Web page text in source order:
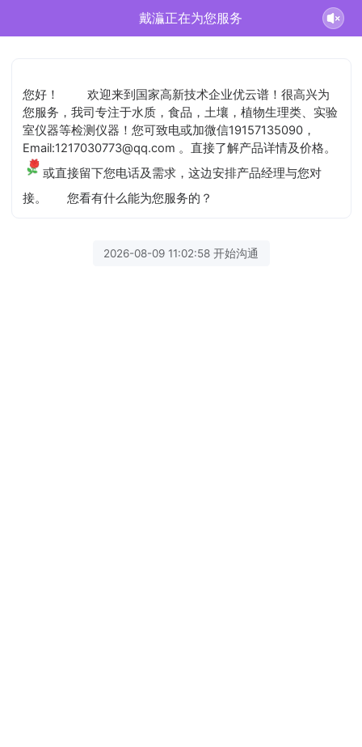
戴灜正在为您服务
您好！
欢迎来到国家高新技术企业优云谱！很高兴为
您服务，我司专注于水质，食品，土壤，植物生理类、实验
室仪器等检测仪器！您可致电或加微信19157135090，
Email:1217030773@qq.com 。直接了解产品详情及价格。
或直接留下您电话及需求，这边安排产品经理与您对
接。
您看有什么能为您服务的？
2026-08-09 11:02:58 开始沟通